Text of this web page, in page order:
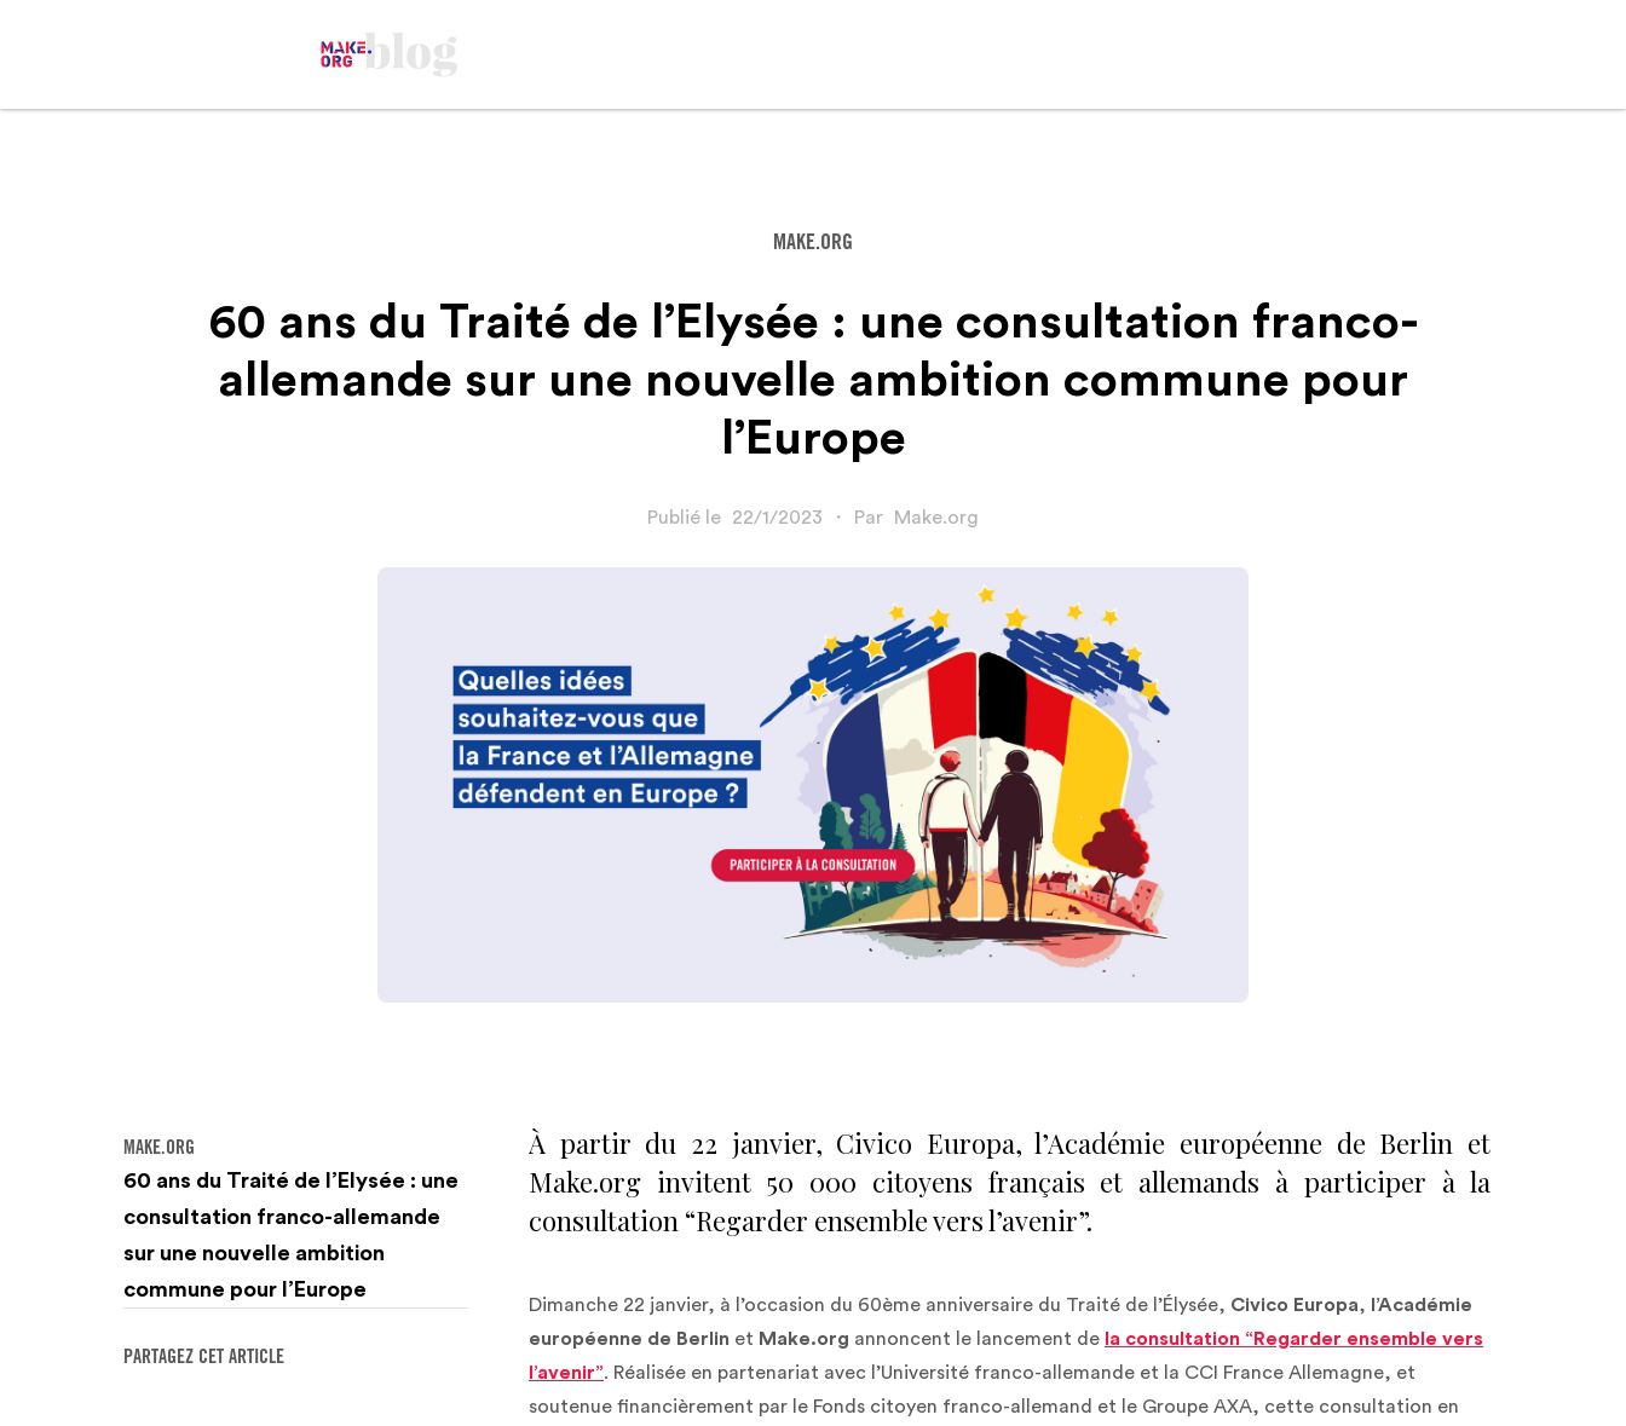
MAKE.ORG
60 ans du Traité de l’Elysée : une consultation franco-
allemande sur une nouvelle ambition commune pour
l’Europe
Publié le 22/1/2023 ・ Par Make.org
MAKE.ORG
60 ans du Traité de l’Elysée : une
consultation franco-allemande
sur une nouvelle ambition
commune pour l’Europe
PARTAGEZ CET ARTICLE
À partir du 22 janvier, Civico Europa, l’Académie européenne de Berlin et
Make.org invitent 50 000 citoyens français et allemands à participer à la
consultation “Regarder ensemble vers l’avenir”.
Dimanche 22 janvier, à l’occasion du 60ème anniversaire du Traité de l’Élysée, Civico Europa,
l’Académie
européenne de Berlin et Make.org annoncent le lancement de la consultation “Regarder ensemble vers
l’avenir”. Réalisée en partenariat avec l’Université franco-allemande et la CCI France Allemagne, et
soutenue financièrement par le Fonds citoyen franco-allemand et le Groupe AXA, cette consultation en